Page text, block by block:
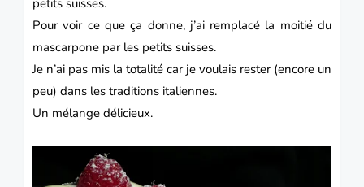
Pour voir ce que ça donne, j’ai remplacé la moitié du
mascarpone par les petits suisses.
Je n’ai pas mis la totalité car je voulais rester (encore un
peu) dans les traditions italiennes.
Un mélange délicieux.